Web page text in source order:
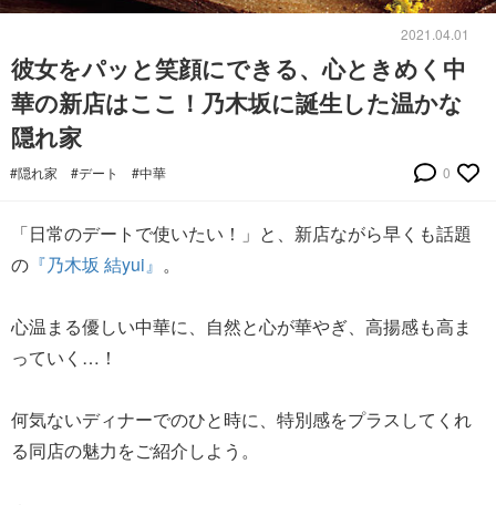
2021.04.01
彼女をパッと笑顔にできる、心ときめく中
華の新店はここ！乃木坂に誕生した温かな
隠れ家
#隠れ家 #デート #中華 0
「日常のデートで使いたい！」と、新店ながら早くも話題
の 『乃木坂 結yui』 。
心温まる優しい中華に、自然と心が華やぎ、高揚感も高ま
っていく…！
何気ないディナーでのひと時に、特別感をプラスしてくれ
る同店の魅力をご紹介しよう。